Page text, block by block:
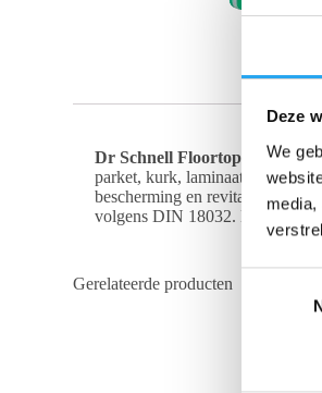
Deze
We
Dr Schnell Floortop 1 literis
parket, kurk, laminaat, kunst- en
bescherming en revitalisering in
volgens DIN 18032. Het
Gerelateerde producten